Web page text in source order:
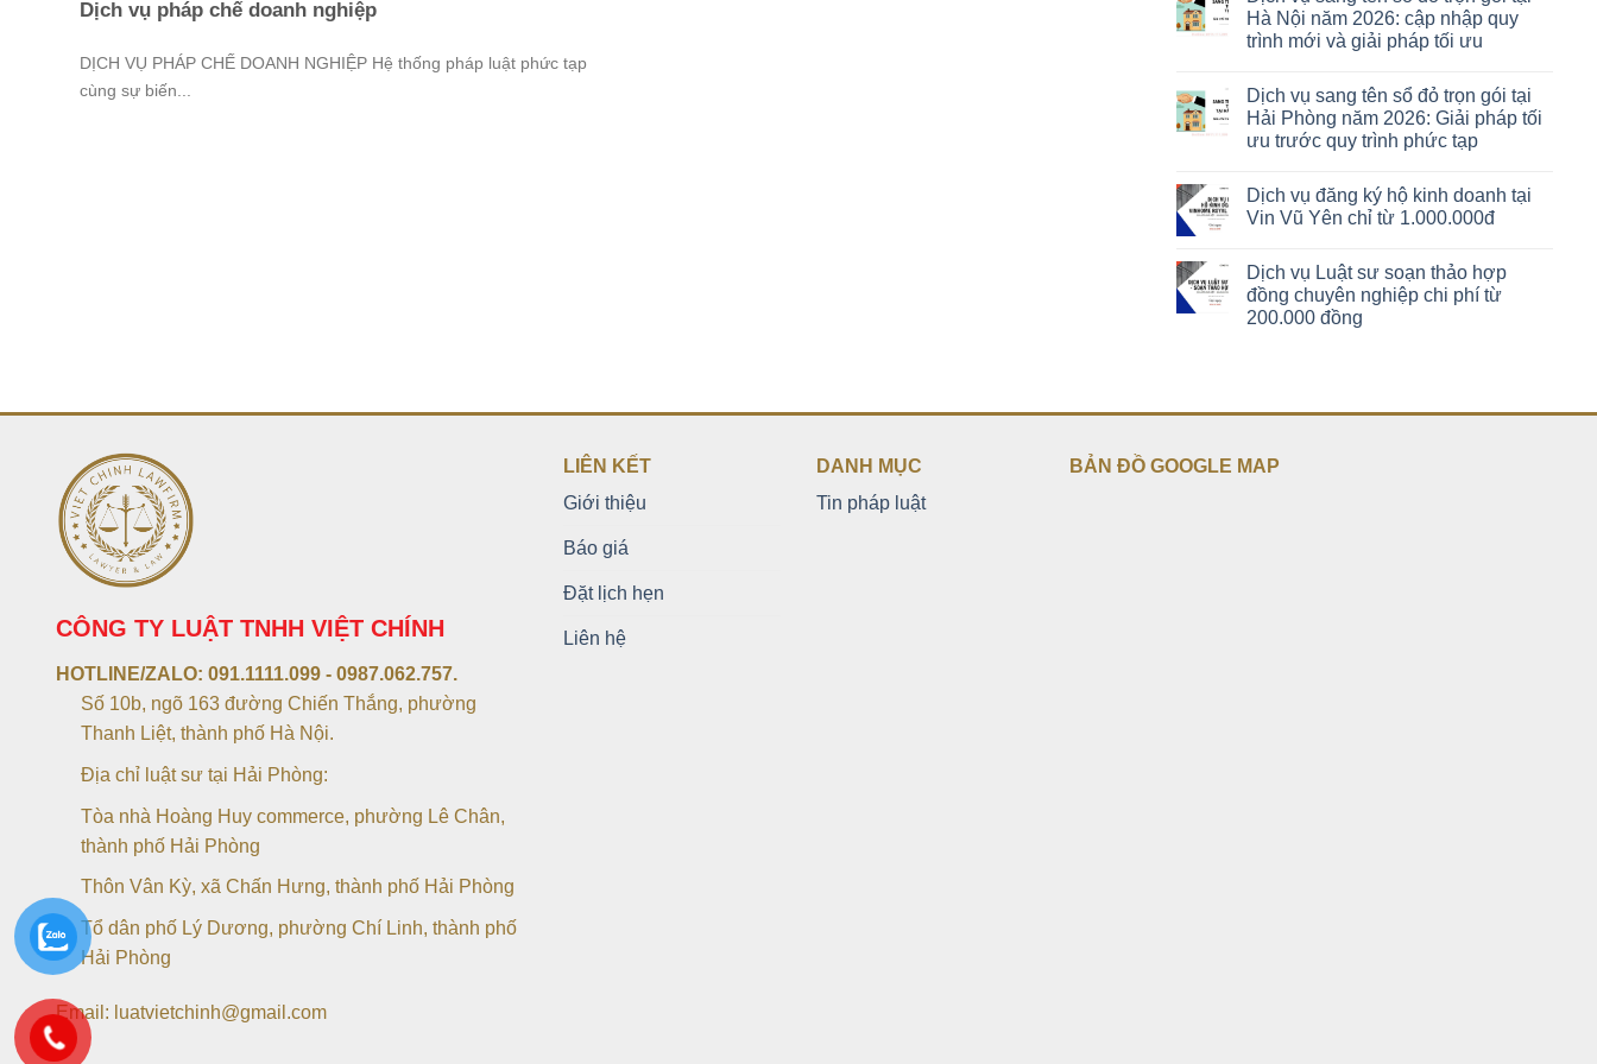
Dịch vụ pháp chế doanh nghiệp
DỊCH VỤ PHÁP CHẾ DOANH NGHIỆP Hệ thống pháp luật phức tạp
cùng sự biến...
Hà Nội năm 2026: cập nhập quy
trình mới và giải pháp tối ưu
Dịch vụ sang tên sổ đỏ trọn gói tại
Hải Phòng năm 2026: Giải pháp tối
ưu trước quy trình phức tạp
Dịch vụ đăng ký hộ kinh doanh tại
Vin Vũ Yên chỉ từ 1.000.000đ
Dịch vụ Luật sư soạn thảo hợp
đồng chuyên nghiệp chi phí từ
200.000 đồng
CÔNG TY LUẬT TNHH VIỆT CHÍNH
HOTLINE/ZALO: 091.1111.099 - 0987.062.757.
Số 10b, ngõ 163 đường Chiến Thắng, phường
Thanh Liệt, thành phố Hà Nội.
Địa chỉ luật sư tại Hải Phòng:
Tòa nhà Hoàng Huy commerce, phường Lê Chân,
thành phố Hải Phòng
Thôn Vân Kỳ, xã Chấn Hưng, thành phố Hải Phòng
Tổ dân phố Lý Dương, phường Chí Linh, thành phố
Hải Phòng
Email: luatvietchinh@gmail.com
LIÊN KẾT
Giới thiệu
Báo giá
Đặt lịch hẹn
Liên hệ
DANH MỤC
Tin pháp luật
BẢN ĐỒ GOOGLE MAP